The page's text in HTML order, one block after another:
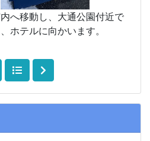
へ移動し、大通公園付近で
ホテルに向かいます。